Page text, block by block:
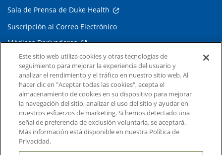
Sala de Prensa de Duke Health
Suscripción al Correo Electrónico
Médicos Derivadores
Enlaces relacionados
Duke Cancer Institute
Duke Children's
Duke School of Medicine
Duke School of Nursing
Este sitio web utiliza cookies y otras tecnologías de
seguimiento para mejorar la experiencia del usuario y
analizar el rendimiento y el tráfico en nuestro sitio web. Al
hacer clic en "Aceptar todas las cookies", acepta el
almacenamiento de cookies en su dispositivo para mejorar
la navegación del sitio, analizar el uso del sitio y ayudar en
nuestros esfuerzos de marketing. Si hemos detectado una
señal de preferencia de exclusión voluntaria, se aceptará.
Más información está disponible en nuestra Política de
Privacidad.